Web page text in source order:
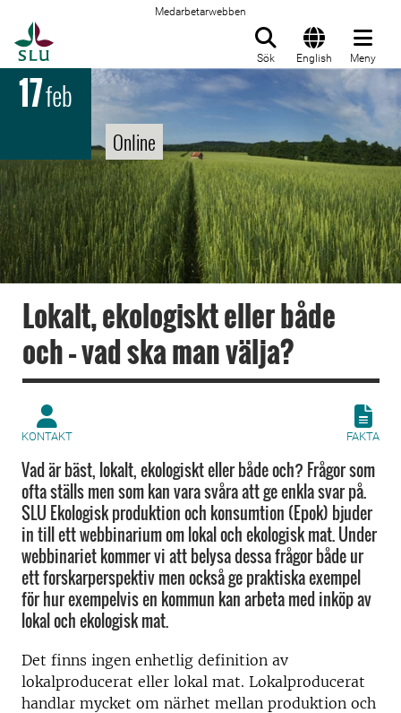
Medarbetarwebben
Sök English Meny
17feb
Online
Lokalt, ekologiskt eller både
och – vad ska man välja?
KONTAKT FAKTA
Vad är bäst, lokalt, ekologiskt eller både och? Frågor som
ofta ställs men som kan vara svåra att ge enkla svar på.
SLU Ekologisk produktion och konsumtion (Epok) bjuder
in till ett webbinarium om lokal och ekologisk mat. Under
webbinariet kommer vi att belysa dessa frågor både ur
ett forskarperspektiv men också ge praktiska exempel
för hur exempelvis en kommun kan arbeta med inköp av
lokal och ekologisk mat.
Det finns ingen enhetlig definition av
lokalproducerat eller lokal mat. Lokalproducerat
handlar mycket om närhet mellan produktion och